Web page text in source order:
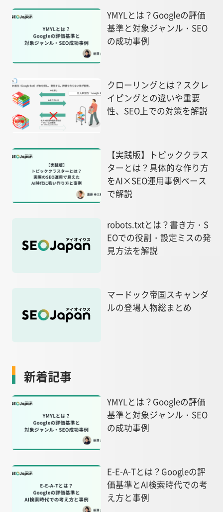
YMYLとは？Googleの評価
基準と対象ジャンル・SEO
の成功事例
クローリングとは？スクレ
イピングとの違いや重要
性、SEO上での対策を解説
【実践版】トピッククラス
ターとは？具体的な作り方
をAI×SEO運用事例ベース
で解説
robots.txtとは？書き方・S
EOでの役割・設定ミスの発
見方法を解説
マードック帝国スキャンダ
ルの登場人物総まとめ
新着記事
YMYLとは？Googleの評価
基準と対象ジャンル・SEO
の成功事例
E-E-A-Tとは？Googleの評
価基準とAI検索時代での考
え方と事例